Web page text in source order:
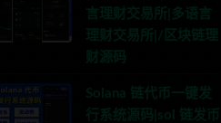
言理财交易所|多语言
理财交易所|/区块链理
财源码
Solana 链代币一键发
行系统源码|sol 链发币